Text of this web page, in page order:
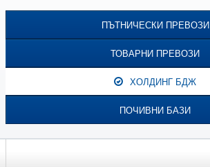
ПЪТНИЧЕСКИ ПРЕВОЗИ
ТОВАРНИ ПРЕВОЗИ
ХОЛДИНГ БДЖ
ПОЧИВНИ БАЗИ